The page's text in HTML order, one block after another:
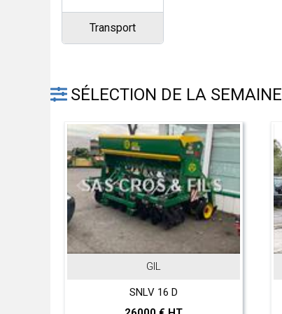
Transport
SÉLECTION DE LA SEMAINE
SNLV 16 D